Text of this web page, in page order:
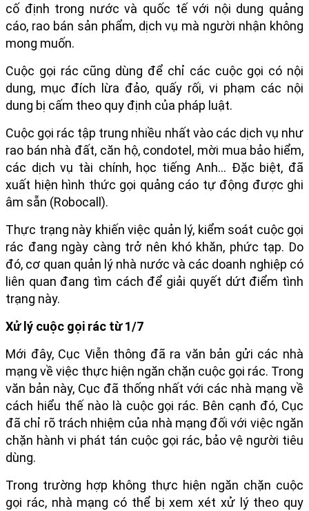
cố định trong nước và quốc tế với nội dung quảng
cáo, rao bán sản phẩm, dịch vụ mà người nhận không
mong muốn.
Cuộc gọi rác cũng dùng để chỉ các cuộc gọi có nội
dung, mục đích lừa đảo, quấy rối, vi phạm các nội
dung bị cấm theo quy định của pháp luật.
Cuộc gọi rác tập trung nhiều nhất vào các dịch vụ như
rao bán nhà đất, căn hộ, condotel, mời mua bảo hiểm,
các dịch vụ tài chính, học tiếng Anh… Đặc biệt, đã
xuất hiện hình thức gọi quảng cáo tự động được ghi
âm sẵn (Robocall).
Thực trạng này khiến việc quản lý, kiểm soát cuộc gọi
rác đang ngày càng trở nên khó khăn, phức tạp. Do
đó, cơ quan quản lý nhà nước và các doanh nghiệp có
liên quan đang tìm cách để giải quyết dứt điểm tình
trạng này.
Xử lý cuộc gọi rác từ 1/7
Mới đây, Cục Viễn thông đã ra văn bản gửi các nhà
mạng về việc thực hiện ngăn chặn cuộc gọi rác. Trong
văn bản này, Cục đã thống nhất với các nhà mạng về
cách hiểu thế nào là cuộc gọi rác. Bên cạnh đó, Cục
đã chỉ rõ trách nhiệm của nhà mạng đối với việc ngăn
chặn hành vi phát tán cuộc gọi rác, bảo vệ người tiêu
dùng.
Trong trường hợp không thực hiện ngăn chặn cuộc
gọi rác, nhà mạng có thể bị xem xét xử lý theo quy